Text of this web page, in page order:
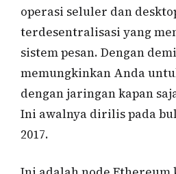
operasi seluler dan
terdesentralisasi yang
sistem pesan. Dengan
memungkinkan Anda
dengan jaringan kapan
Ini awalnya dirilis pada
2017.